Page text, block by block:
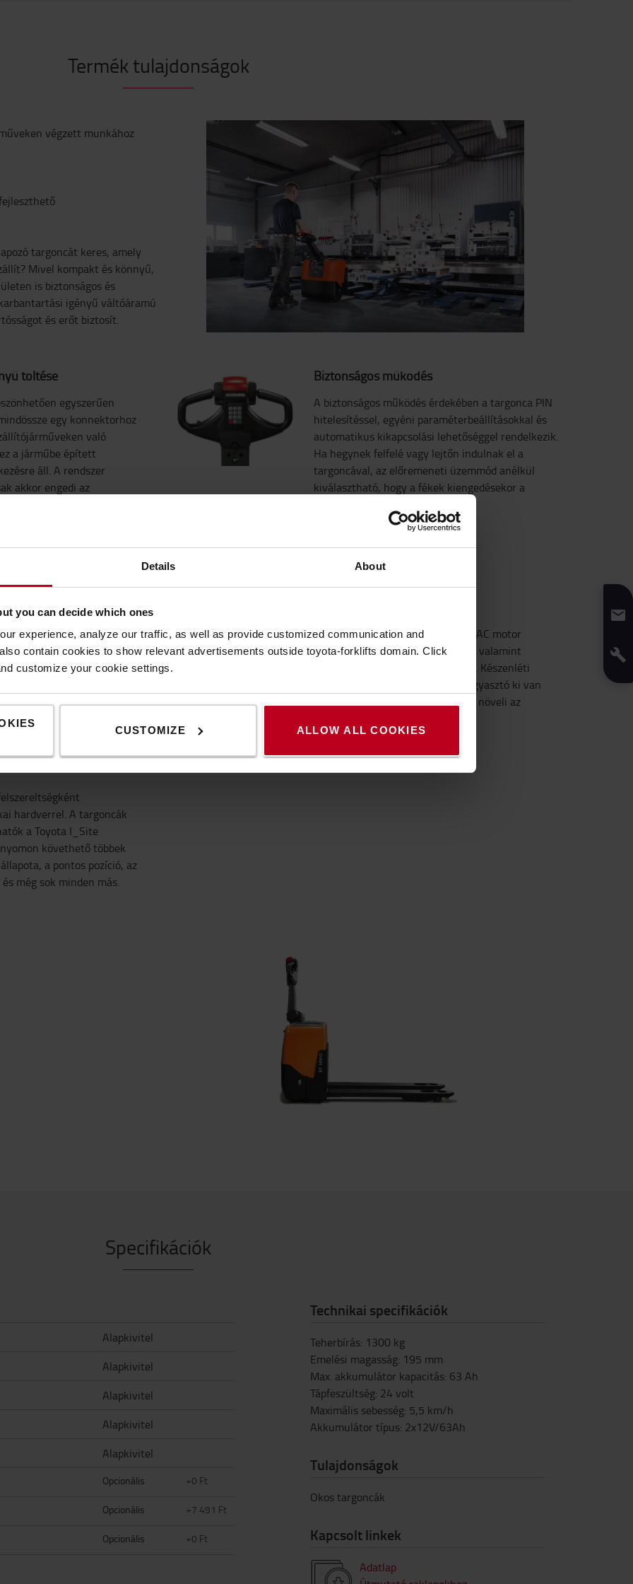
Details About
you can decide which ones
experience, analyze our traffic, as well as provide customized communication and
contain cookies to show relevant advertisements outside toyota-forklifts domain. Click
customize your cookie settings.
CUSTOMIZE ALLOW ALL COOKIES
Termék tulajdonságok
végzett munkához
targoncát keres, amely
Mivel kompakt és könnyű,
is biztonságos és
igényű váltóáramú
és erőt biztosít.
töltése
egyszerűen
egy konnektorhoz
való
a járműbe épített
áll. A rendszer
akkor engedi az
Biztonságos működés
A biztonságos működés érdekében a targonca PIN
hitelesítéssel, egyéni paraméterbeállításokkal és
automatikus kikapcsolási lehetőséggel rendelkezik.
Ha hegynek felfelé vagy lejtőn indulnak el a
targoncával, az előremeneti üzemmód anélkül
kiválasztható, hogy a fékek kiengedésekor a
os kormányszöget kínál
Az
az extra tárolóhely és
Az alacsony karbantartási igényű AC motor
nagyszerű energiahatékonyságot, valamint
tartósságot és teljesítményt kínál. Készenléti
üzemmódban a legtöbb energiafogyasztó ki van
kapcsolva, míg az intelligens töltő növeli az
hardverrel. A targoncák
a Toyota I_Site
követhető többek
a pontos pozíció, az
még sok minden más.
Specifikációk
Alapkivitel
Alapkivitel
Alapkivitel
Alapkivitel
Alapkivitel
Opcionális +0 Ft
Opcionális +7 491 Ft
Opcionális +0 Ft
Technikai specifikációk
Teherbírás: 1300 kg
Emelési magasság: 195 mm
Max. akkumulátor kapacitás: 63 Ah
Tápfeszültség: 24 volt
Maximális sebesség: 5,5 km/h
Akkumulátor típus: 2x12V/63Ah
Tulajdonságok
Okos targoncák
Kapcsolt linkek
Adatlap